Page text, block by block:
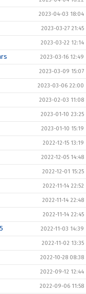
2023-04-03 18:04
2023-03-27 21:45
2023-03-22 12:14
2023-03-16 12:49
2023-03-09 15:07
2023-03-06 22:00
2023-02-03 11:08
2023-01-10 23:25
2023-01-10 15:19
2022-12-15 13:19
2022-12-05 14:48
2022-12-01 15:25
2022-11-14 22:52
2022-11-14 22:48
2022-11-14 22:45
2022-11-03 14:39
2022-11-02 13:35
2022-10-28 08:38
2022-09-12 12:44
2022-09-06 11:58